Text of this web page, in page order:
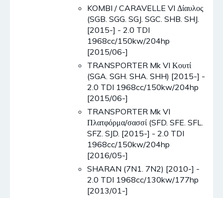
KOMBI / CARAVELLE VI Δίαυλος
(SGB. SGG. SGJ. SGC. SHB. SHJ.
[2015-] - 2.0 TDI
1968cc/150kw/204hp
[2015/06-]
TRANSPORTER Mk VI Κουτί
(SGA. SGH. SHA. SHH) [2015-] -
2.0 TDI 1968cc/150kw/204hp
[2015/06-]
TRANSPORTER Mk VI
Πλατφόρμα/σασσί (SFD. SFE. SFL.
SFZ. SJD. [2015-] - 2.0 TDI
1968cc/150kw/204hp
[2016/05-]
SHARAN (7N1. 7N2) [2010-] -
2.0 TDI 1968cc/130kw/177hp
[2013/01-]